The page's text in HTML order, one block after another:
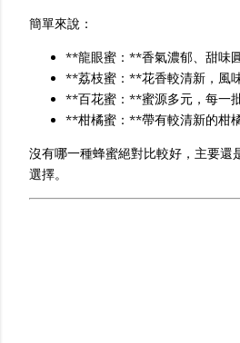
簡單來說：
**龍眼蜜：**香氣濃郁、甜味
**荔枝蜜：**花香較清新，風
**百花蜜：**蜜源多元，每一
**柑橘蜜：**帶有較清新的柑
沒有哪一種蜂蜜絕對比較好，主要還
選擇。